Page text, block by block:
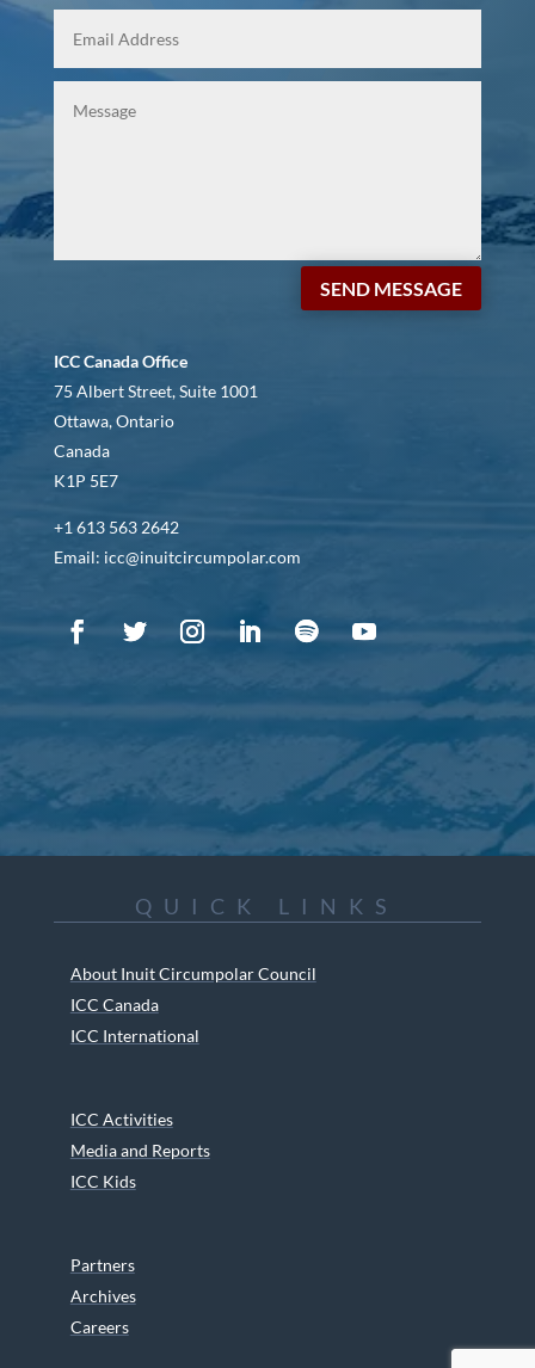
SEND MESSAGE
ICC Canada Office
75 Albert Street, Suite 1001
Ottawa, Ontario
Canada
K1P 5E7
+1 613 563 2642
Email: icc@inuitcircumpolar.com
QUICK LINKS
About Inuit Circumpolar Council
ICC Canada
ICC International
ICC Activities
Media and Reports
ICC Kids
Partners
Archives
Careers